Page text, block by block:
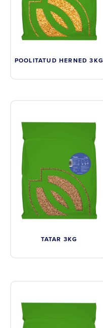
POOLITATUD HERNED 3KG
TATAR 3KG